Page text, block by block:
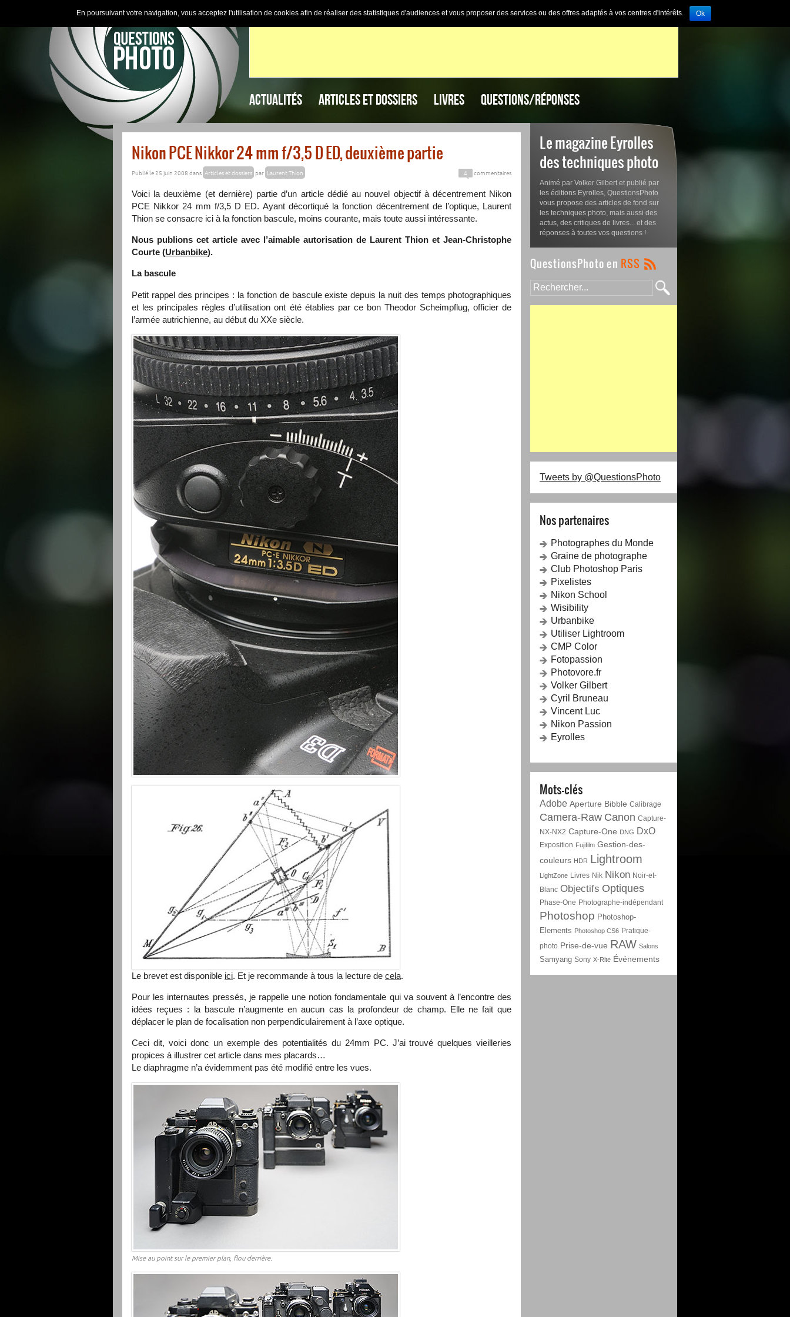
ACTUALITÉS ARTICLES ET DOSSIERS LIVRES QUESTIONS/RÉPONSES
Nikon PCE Nikkor 24 mm f/3,5 D ED, deuxième partie
Publié le 25 juin 2008 dans Articles et dossiers par Laurent Thion 4 commentaires
Voici la deuxième (et dernière) partie d’un article dédié au nouvel objectif à décentrement Nikon
PCE Nikkor 24 mm f/3,5 D ED. Ayant décortiqué la fonction décentrement de l’optique, Laurent
Thion se consacre ici à la fonction bascule, moins courante, mais toute aussi intéressante.
Nous publions cet article avec l’aimable autorisation de Laurent Thion et Jean-Christophe
Courte (Urbanbike).
La bascule
Petit rappel des principes : la fonction de bascule existe depuis la nuit des temps photographiques
et les principales règles d’utilisation ont été établies par ce bon Theodor Scheimpflug, officier de
l’armée autrichienne, au début du XXe siècle.
Le brevet est disponible ici. Et je recommande à tous la lecture de cela.
Pour les internautes pressés, je rappelle une notion fondamentale qui va souvent à l’encontre des
idées reçues : la bascule n’augmente en aucun cas la profondeur de champ. Elle ne fait que
déplacer le plan de focalisation non perpendiculairement à l’axe optique.
Ceci dit, voici donc un exemple des potentialités du 24mm PC. J’ai trouvé quelques vieilleries
propices à illustrer cet article dans mes placards…
Le diaphragme n’a évidemment pas été modifié entre les vues.
Mise au point sur le premier plan, flou derrière.
Le magazine Eyrolles
des techniques photo
Animé par Volker Gilbert et publié par
les éditions Eyrolles, QuestionsPhoto
vous propose des articles de fond sur
les techniques photo, mais aussi des
actus, des critiques de livres... et des
réponses à toutes vos questions !
Tweets by @QuestionsPhoto
Nos partenaires
Photographes du Monde
Graine de photographe
Club Photoshop Paris
Pixelistes
Nikon School
Wisibility
Urbanbike
Utiliser Lightroom
CMP Color
Fotopassion
Photovore.fr
Volker Gilbert
Cyril Bruneau
Vincent Luc
Nikon Passion
Eyrolles
Mots-clés
Adobe Aperture Bibble Calibrage
Camera-Raw Canon Capture-
NX-NX2 Capture-One DNG DxO
Exposition Fujifilm Gestion-des-
couleurs HDR Lightroom
LightZone Livres Nik Nikon Noir-et-
Blanc Objectifs Optiques
Phase-One Photographe-indépendant
Photoshop Photoshop-
Elements Photoshop CS6 Pratique-
photo Prise-de-vue RAW Salons
Samyang Sony X-Rite Événements
En poursuivant votre navigation, vous acceptez l'utilisation de cookies afin de réaliser des statistiques d'audiences et vous proposer des services ou des offres adaptés à vos centres d'intérêts. Ok